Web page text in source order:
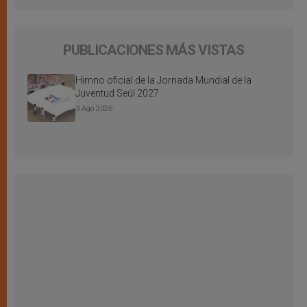
PUBLICACIONES MÁS VISTAS
Himno oficial de la Jornada Mundial de la
Juventud Seúl 2027
3 Ago 2026